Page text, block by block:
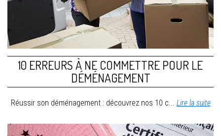
10 ERREURS À NE COMMETTRE POUR LE
DÉMÉNAGEMENT
Réussir son déménagement : découvrez nos 10 c... Lire la suite